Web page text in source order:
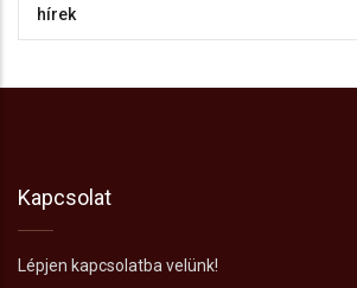
hírek
Kapcsolat
Lépjen kapcsolatba velünk!